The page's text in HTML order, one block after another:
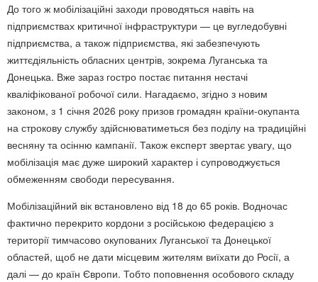
До того ж мобілізаційні заходи проводяться навіть на
підприємствах критичної інфраструктури — це вугледобувні
підприємства, а також підприємства, які забезпечують
життєдіяльність обласних центрів, зокрема Луганська та
Донецька. Вже зараз гостро постає питання нестачі
кваліфікованої робочої сили. Нагадаємо, згідно з новим
законом, з 1 січня 2026 року призов громадян країни-окупанта
на строкову службу здійснюватиметься без поділу на традиційні
весняну та осінню кампанії. Також експерт звертає увагу, що
мобілізація має дуже широкий характер і супроводжується
обмеженням свободи пересування.
Мобілізаційний вік встановлено від 18 до 65 років. Водночас
фактично перекрито кордони з російською федерацією з
території тимчасово окупованих Луганської та Донецької
областей, щоб не дати місцевим жителям виїхати до Росії, а
далі — до країн Європи. Тобто поповнення особового складу